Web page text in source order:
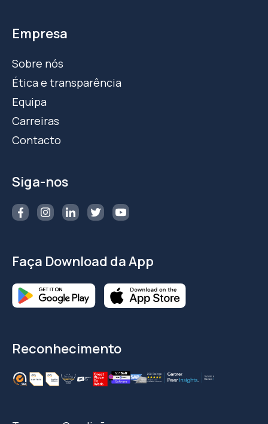
Empresa
Sobre nós
Ética e transparência
Equipa
Carreiras
Contacto
Siga-nos
Faça Download da App
Reconhecimento